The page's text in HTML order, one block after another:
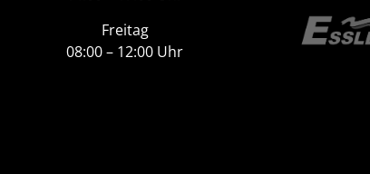
Freitag
08:00 – 12:00 Uhr